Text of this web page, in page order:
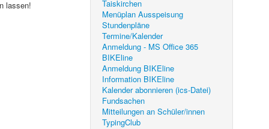
lassen!
Taiskirchen
Menüplan Ausspeisung
Stundenpläne
Termine/Kalender
Anmeldung - MS Office 365
BIKEline
Anmeldung BIKEline
Information BIKEline
Kalender abonnieren (ics-Datei)
Fundsachen
Mitteilungen an Schüler/innen
TypingClub